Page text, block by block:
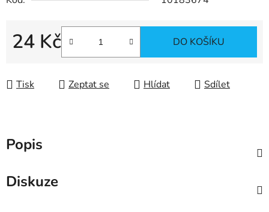
24 Kč
Měrná cena:
DO KOŠÍKU
Tisk Zeptat se Hlídat Sdílet
Popis
Diskuze